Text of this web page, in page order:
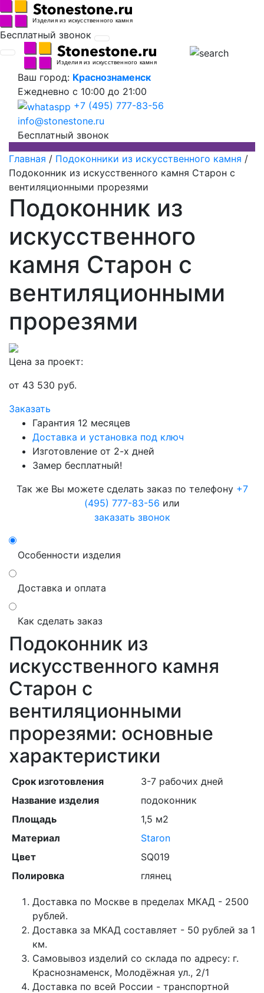
Бесплатный звонок
Ваш город: Краснознаменск
Ежедневно с 10:00 до 21:00
+7 (495) 777-83-56
info@stonestone.ru
Бесплатный звонок
Главная / Подоконники из искусственного камня /
Подоконник из искусственного камня Старон с
вентиляционными прорезями
Подоконник из
искусственного
камня Старон с
вентиляционными
прорезями
Цена за проект:
от 43 530 руб.
Заказать
Гарантия 12 месяцев
Доставка и установка под ключ
Изготовление от 2-х дней
Замер бесплатный!
Так же Вы можете сделать заказ по телефону +7
(495) 777-83-56 или
заказать звонок
Особенности изделия
Доставка и оплата
Как сделать заказ
Подоконник из
искусственного камня
Старон с
вентиляционными
прорезями: основные
характеристики
Срок изготовления
3-7 рабочих дней
Название изделия
подоконник
Площадь
1,5 м2
Материал
Staron
Цвет
SQ019
Полировка
глянец
Доставка по Москве в пределах МКАД - 2500
рублей.
Доставка за МКАД составляет - 50 рублей за 1
км.
Самовывоз изделий со склада по адресу: г.
Краснознаменск, Молодёжная ул., 2/1
Доставка по всей России - транспортной